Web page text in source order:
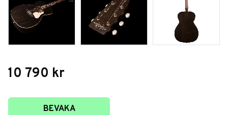
10 790 kr
Lägg till i favoriter
BEVAKA